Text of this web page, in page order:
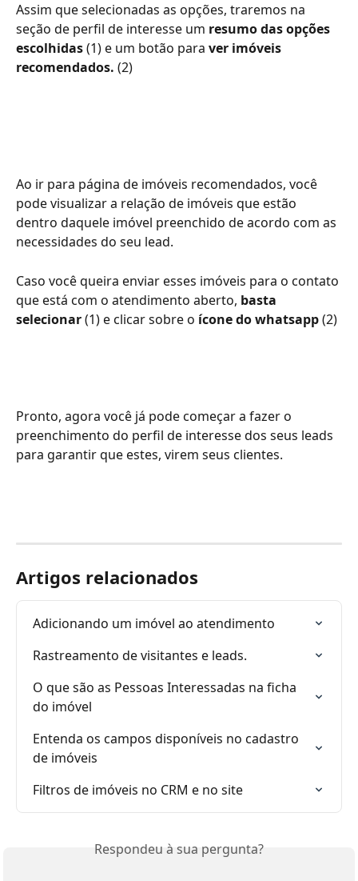
Assim que selecionadas as opções, traremos na
seção de perfil de interesse um resumo das opções
escolhidas (1) e um botão para ver imóveis
recomendados. (2)
Ao ir para página de imóveis recomendados, você
pode visualizar a relação de imóveis que estão
dentro daquele imóvel preenchido de acordo com as
necessidades do seu lead.
Caso você queira enviar esses imóveis para o contato
que está com o atendimento aberto, basta
selecionar (1) e clicar sobre o ícone do whatsapp (2)
Pronto, agora você já pode começar a fazer o
preenchimento do perfil de interesse dos seus leads
para garantir que estes, virem seus clientes.
Artigos relacionados
Adicionando um imóvel ao atendimento
Rastreamento de visitantes e leads.
O que são as Pessoas Interessadas na ficha
do imóvel
Entenda os campos disponíveis no cadastro
de imóveis
Filtros de imóveis no CRM e no site
Respondeu à sua pergunta?